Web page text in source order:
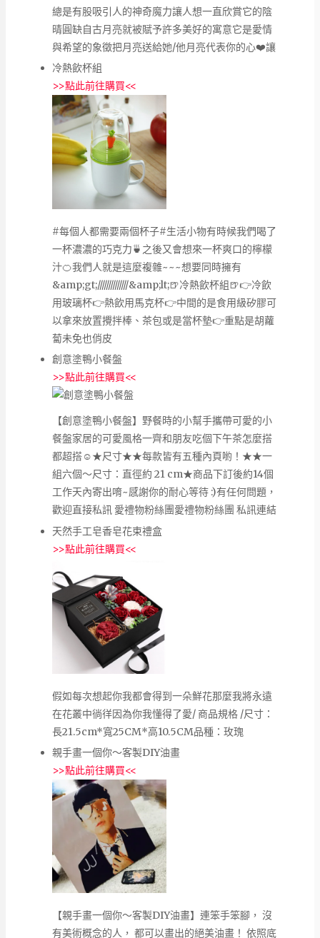
總是有股吸引人的神奇魔力讓人想一直欣賞它的陰
晴圓缺自古月亮就被賦予許多美好的寓意它是愛情
與希望的象徵把月亮送給她/他月亮代表你的心❤️讓
冷熱飲杯組
>>點此前往購買<<
#‎每個人都需要兩個杯子‬‪#‎生活小物‬有時候我們喝了
一杯濃濃的巧克力🍵之後又會想來一杯爽口的檸檬
汁🍊我們人就是這麼複雜~~~想要同時擁有
&amp;gt;//////////////&amp;lt;🍺冷熱飲杯組🍺👉冷飲
用玻璃杯👉熱飲用馬克杯👉中間的是食用級矽膠可
以拿來放置攪拌棒、茶包或是當杯墊👉重點是胡蘿
蔔未免也俏皮
創意塗鴨小餐盤
>>點此前往購買<<
【創意塗鴨小餐盤】野餐時的小幫手攜帶可愛的小
餐盤家居的可愛風格一齊和朋友吃個下午茶怎麼搭
都超搭☺★尺寸★★每款皆有五種內頁喲！★★一
組六個～尺寸：直徑約 21 cm★商品下訂後約14個
工作天內寄出唷~感謝你的耐心等待 :)有任何問題，
歡迎直接私訊 愛禮物粉絲團愛禮物粉絲團 私訊連結
天然手工皂香皂花束禮盒
>>點此前往購買<<
假如每次想起你我都會得到一朵鮮花那麼我將永遠
在花叢中徜徉因為你我懂得了愛/ 商品規格 /尺寸：
長21.5cm*寬25CM*高10.5CM品種：玫瑰
親手畫一個你～客製DIY油畫
>>點此前往購買<<
【親手畫一個你～客製DIY油畫】連笨手笨腳， 沒
有美術概念的人， 都可以畫出的絕美油畫！ 依照底